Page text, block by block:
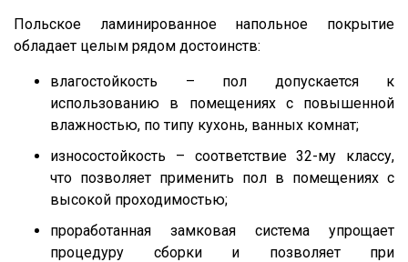
Польское ламинированное напольное покрытие
обладает целым рядом достоинств:
влагостойкость – пол допускается к
использованию в помещениях с повышенной
влажностью, по типу кухонь, ванных комнат;
износостойкость – соответствие 32-му классу,
что позволяет применить пол в помещениях с
высокой проходимостью;
проработанная замковая система упрощает
процедуру сборки и позволяет при